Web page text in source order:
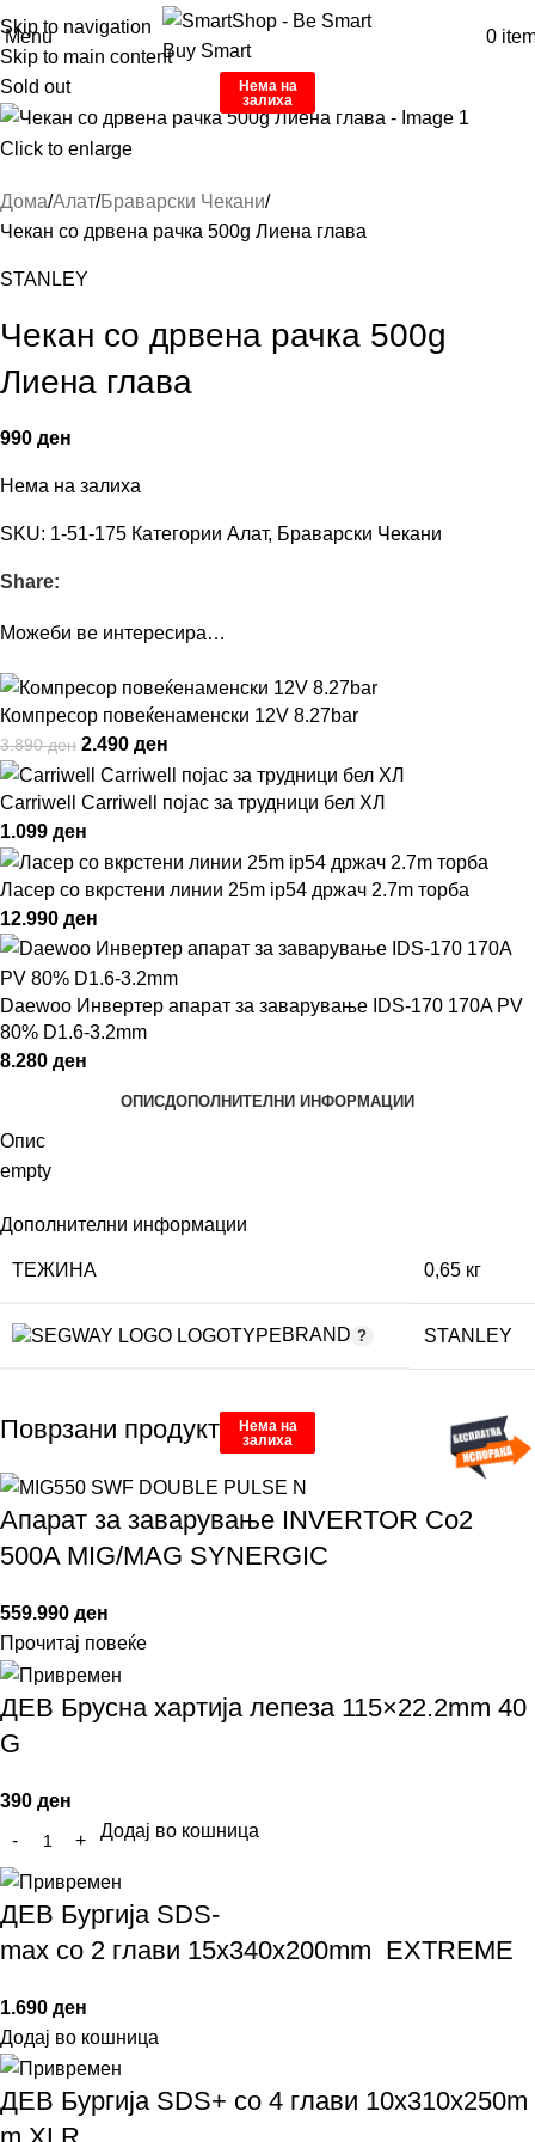
Skip to navigation
Skip to main content
Menu 0
Sold out
Нема на
залиха
Click to enlarge
Дома Алат Браварски Чекани
Чекан со дрвена рачка 500g Лиена глава
STANLEY
Чекан со дрвена рачка 500g
Лиена глава
990 ден
Нема на залиха
SKU: 1-51-175 Категории Алат, Браварски Чекани
Share:
Можеби ве интересира…
Компресор повеќенаменски 12V 8.27bar
3.890ден 2.490 ден
Carriwell Carriwell појас за трудници бел ХЛ
1.099 ден
Ласер со вкрстени линии 25m ip54 држач 2.7m торба
12.990 ден
Daewoo Инвертер апарат за заварување IDS-170 170A PV
80% D1.6-3.2mm
8.280 ден
ОПИСДОПОЛНИТЕЛНИ ИНФОРМАЦИИ
Опис
empty
Дополнителни информации
ТЕЖИНА 0,65 кг
BRAND STANLEY
Поврзани продукти
Нема на
залиха
Апарат за заварување INVERTOR Co2
500A MIG/MAG SYNERGIC
559.990 ден
Прочитај повеќе
ДЕВ Брусна хартија лепеза 115×22.2mm 40
G
390 ден
Додај во кошница
ДЕВ Бургија SDS-
max со 2 глави 15x340x200mm EXTREME
1.690 ден
Додај во кошница
Нема на
залиха
ДЕВ Бургија SDS+ со 4 глави 10x310x250m
Нема на
залиха